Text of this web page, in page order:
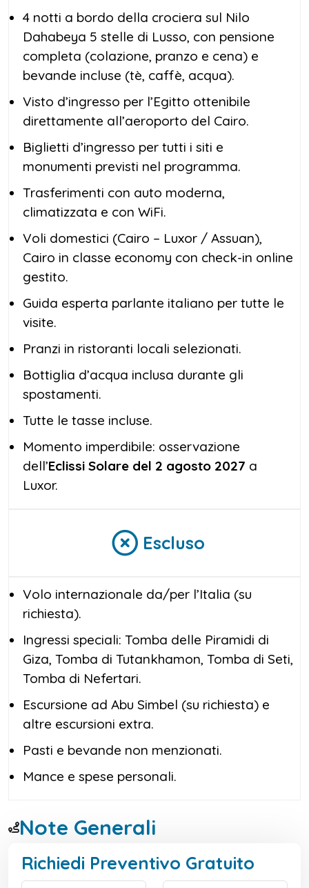
4 notti a bordo della crociera sul Nilo
Dahabeya 5 stelle di Lusso, con pensione
completa (colazione, pranzo e cena) e
bevande incluse (tè, caffè, acqua).
Visto d’ingresso per l’Egitto ottenibile
direttamente all’aeroporto del Cairo.
Biglietti d’ingresso per tutti i siti e
monumenti previsti nel programma.
Trasferimenti con auto moderna,
climatizzata e con WiFi.
Voli domestici (Cairo – Luxor / Assuan),
Cairo in classe economy con check-in online
gestito.
Guida esperta parlante italiano per tutte le
visite.
Pranzi in ristoranti locali selezionati.
Bottiglia d’acqua inclusa durante gli
spostamenti.
Tutte le tasse incluse.
Momento imperdibile: osservazione
dell’Eclissi Solare del 2 agosto 2027 a
Luxor.
Escluso
Volo internazionale da/per l’Italia (su
richiesta).
Ingressi speciali: Tomba delle Piramidi di
Giza, Tomba di Tutankhamon, Tomba di Seti,
Tomba di Nefertari.
Escursione ad Abu Simbel (su richiesta) e
altre escursioni extra.
Pasti e bevande non menzionati.
Mance e spese personali.
Note Generali
Richiedi Preventivo Gratuito